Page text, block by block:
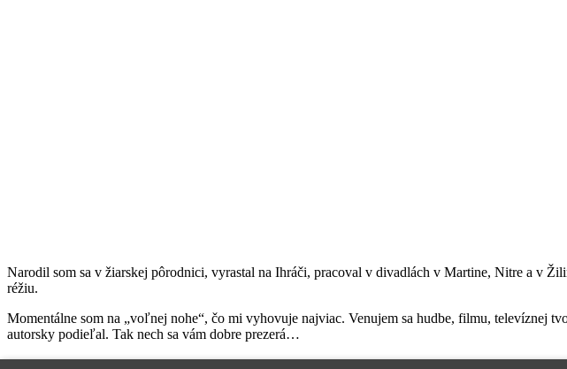
Narodil som sa v žiarskej pôrodnici, vyrastal na Ihráči, pracoval v divadlách v Martine, Nitre a v
réžiu.
Momentálne som na „voľnej nohe“, čo mi vyhovuje najviac. Venujem sa hudbe, filmu, televíznej
autorsky podieľal. Tak nech sa vám dobre prezerá…